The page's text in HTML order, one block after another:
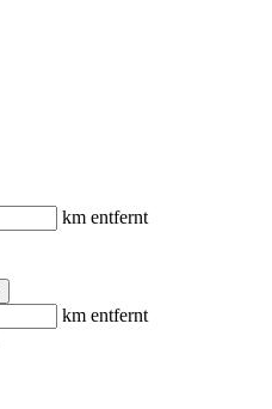
km entfernt
km entfernt